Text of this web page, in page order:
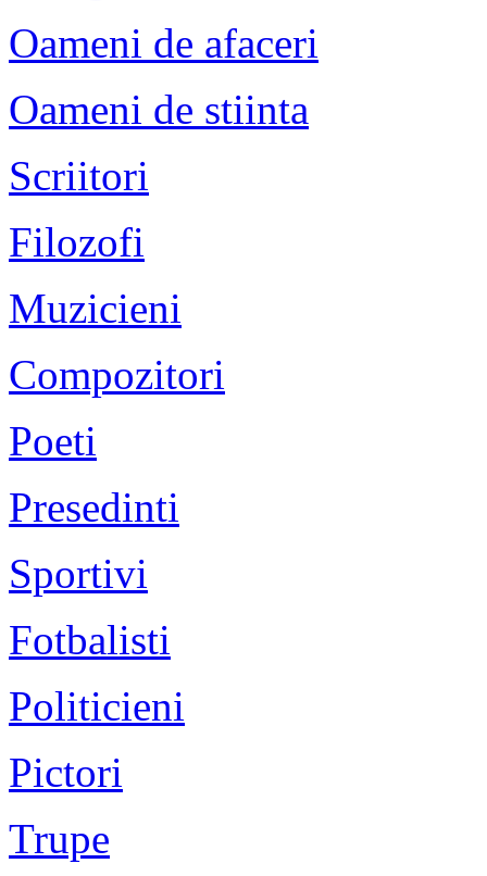
Oameni de afaceri
Oameni de stiinta
Scriitori
Filozofi
Muzicieni
Compozitori
Poeti
Presedinti
Sportivi
Fotbalisti
Politicieni
Pictori
Trupe